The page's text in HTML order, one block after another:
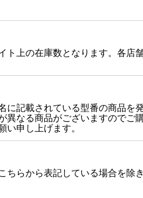
ト上の在庫数となります。各店
に記載されている型番の商品を
異なる商品がございますのでご
い申し上げます。
ちらから表記している場合を除